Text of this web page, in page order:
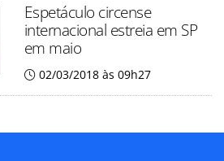
Espetáculo circense
internacional estreia em SP
em maio
02/03/2018 às 09h27